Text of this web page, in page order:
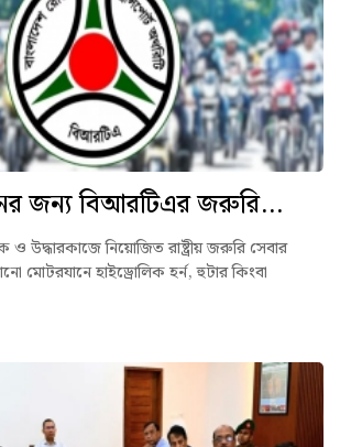
জন্য বিআরটিএর জরুরি...
ও উদ্ধারকাজে নিয়োজিত রাষ্ট্রীয় জরুরি সেবার
মোটরযানে হাইড্রোলিক হর্ন, হুটার কিংবা